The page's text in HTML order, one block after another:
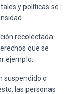
y políticas se
recolectada
que se
ejemplo:
suspendido o
las personas